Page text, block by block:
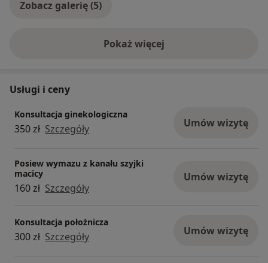
Zobacz galerię (5)
Pokaż więcejo doświadczeniu
Usługi i ceny
Konsultacja ginekologiczna
350 zł Szczegóły Umów wizytę
Posiew wymazu z kanału szyjki
macicy
160 zł Szczegóły
Umów wizytę
Konsultacja położnicza
300 zł Szczegóły Umów wizytę